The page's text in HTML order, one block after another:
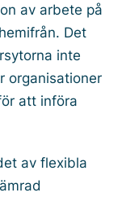
av arbete på
Det
inte
organisationer
att införa
av flexibla